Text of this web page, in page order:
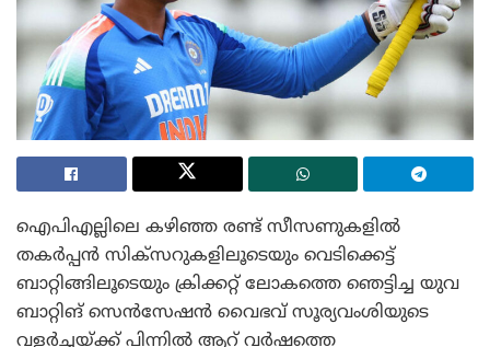
ഐപിഎല്ലിലെ കഴിഞ്ഞ രണ്ട് സീസണുകളിൽ
തകർപ്പൻ സിക്സറുകളിലൂടെയും വെടിക്കെട്ട്
ബാറ്റിങ്ങിലൂടെയും ക്രിക്കറ്റ് ലോകത്തെ ഞെട്ടിച്ച യുവ
ബാറ്റിങ് സെൻസേഷൻ വൈഭവ് സൂര്യവംശിയുടെ
വളർച്ചയ്ക്ക് പിന്നിൽ ആറ് വർഷത്തെ